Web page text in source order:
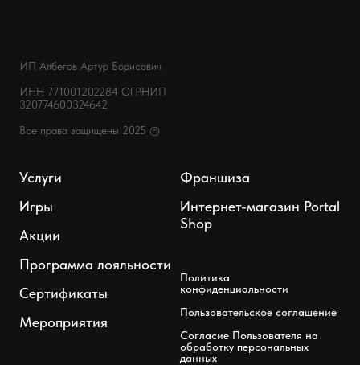
ИП Албегов Артур Борисович
ИНН 771001202284 ОГРНИП
320774600324642
Все права защищены 2025 ©
Услуги
Игры
Акции
Программа лояльности
Сертификаты
Мероприятия
Франшиза
Интернет-магазин Portal
Shop
Политика
конфиденциальности
Пользовательское соглашение
Согласие Пользователя на
обработку персональных
данных